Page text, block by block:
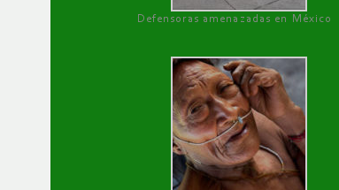
Defensoras amenazadas en México